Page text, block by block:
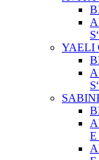
YAELI